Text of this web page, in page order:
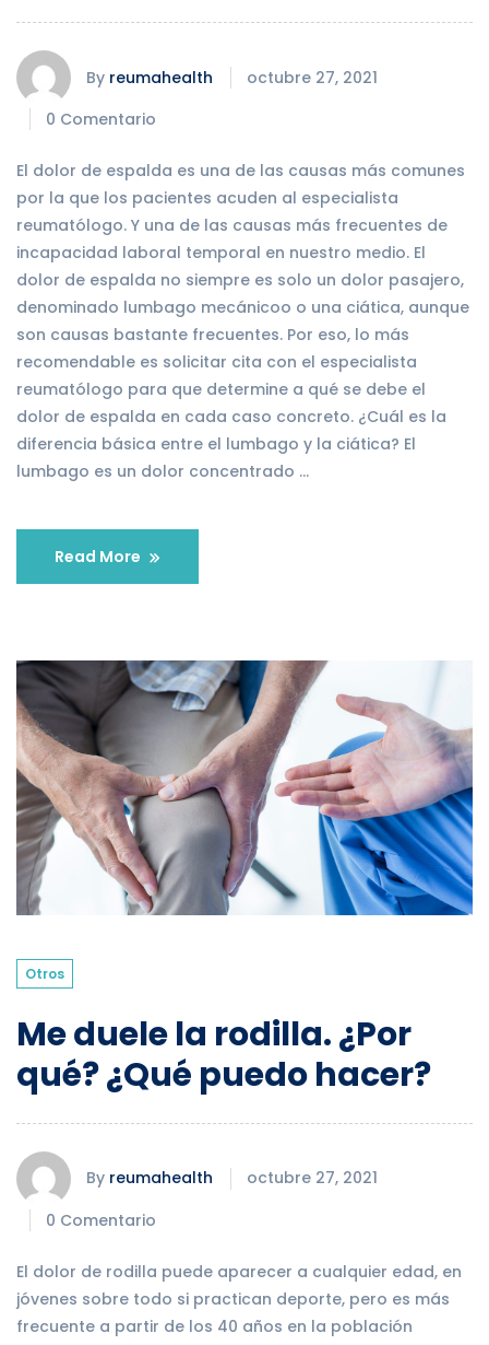
By reumahealth
octubre 27, 2021
0 Comentario
El dolor de espalda es una de las causas más comunes
por la que los pacientes acuden al especialista
reumatólogo. Y una de las causas más frecuentes de
incapacidad laboral temporal en nuestro medio. El
dolor de espalda no siempre es solo un dolor pasajero,
denominado lumbago mecánicoo o una ciática, aunque
son causas bastante frecuentes. Por eso, lo más
recomendable es solicitar cita con el especialista
reumatólogo para que determine a qué se debe el
dolor de espalda en cada caso concreto. ¿Cuál es la
diferencia básica entre el lumbago y la ciática? El
lumbago es un dolor concentrado …
Read More
Otros
Me duele la rodilla. ¿Por
qué? ¿Qué puedo hacer?
By reumahealth
octubre 27, 2021
0 Comentario
El dolor de rodilla puede aparecer a cualquier edad, en
jóvenes sobre todo si practican deporte, pero es más
frecuente a partir de los 40 años en la población